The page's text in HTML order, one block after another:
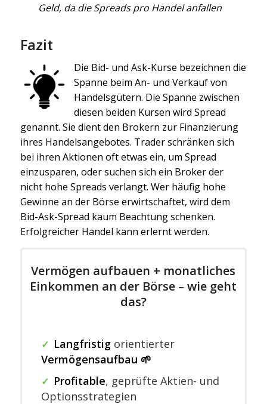
Geld, da die Spreads pro Handel anfallen
Fazit
Die Bid- und Ask-Kurse bezeichnen die
Spanne beim An- und Verkauf von
Handelsgütern. Die Spanne zwischen
diesen beiden Kursen wird Spread
genannt. Sie dient den Brokern zur Finanzierung
ihres Handelsangebotes. Trader schränken sich
bei ihren Aktionen oft etwas ein, um Spread
einzusparen, oder suchen sich ein Broker der
nicht hohe Spreads verlangt. Wer häufig hohe
Gewinne an der Börse erwirtschaftet, wird dem
Bid-Ask-Spread kaum Beachtung schenken.
Erfolgreicher Handel kann erlernt werden.
Vermögen aufbauen + monatliches
Einkommen an der Börse – wie geht
das?
✓ Langfristigorientierter
Vermögensaufbau 🌱
✓ Profitable, geprüfte Aktien- und
Optionsstrategien